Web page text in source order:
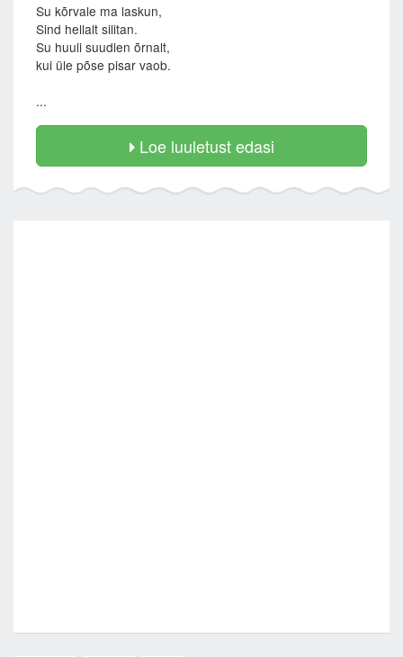
Su kõrvale ma laskun,
Sind hellalt silitan.
Su huuli suudlen õrnalt,
kui üle põse pisar vaob.
...
Loe luuletust edasi